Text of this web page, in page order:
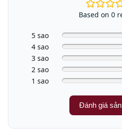
Điện áp (V)
Tần số
Kích thước thiết bị
Based on 0
5 sao
4 sao
3 sao
2 sao
1 sao
Đánh giá